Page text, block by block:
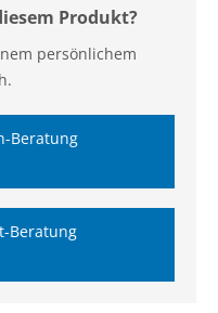
Produkt?
persönlichem
Beratung
Beratung